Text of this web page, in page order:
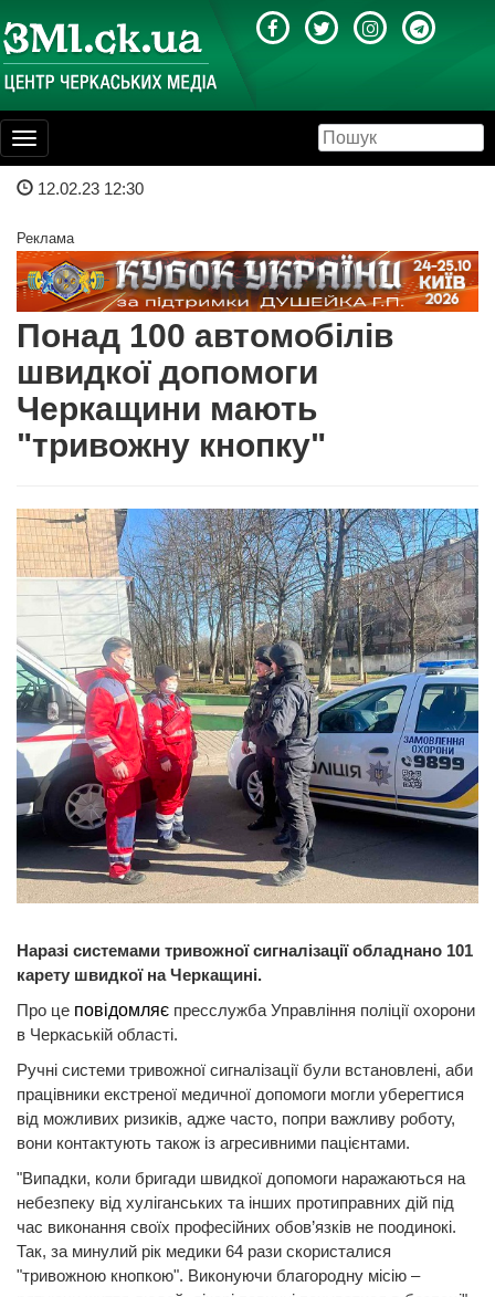
Toggle
navigation
12.02.23 12:30
Реклама
Понад 100 автомобілів
швидкої допомоги
Черкащини мають
"тривожну кнопку"
Наразі системами тривожної сигналізації обладнано 101
карету швидкої на Черкащині.
Про це повідомляє пресслужба Управління поліції охорони
в Черкаській області.
Ручні системи тривожної сигналізації були встановлені, аби
працівники екстреної медичної допомоги могли уберегтися
від можливих ризиків, адже часто, попри важливу роботу,
вони контактують також із агресивними пацієнтами.
"Випадки, коли бригади швидкої допомоги наражаються на
небезпеку від хуліганських та інших протиправних дій під
час виконання своїх професійних обов’язків не поодинокі.
Так, за минулий рік медики 64 рази скористалися
"тривожною кнопкою". Виконуючи благородну місію –